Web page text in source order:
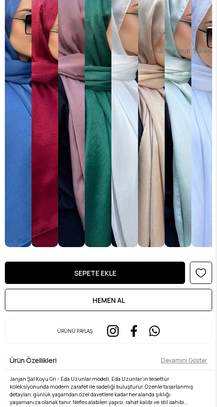
Tükendi Tükendi Tükendi
ÜRÜNÜ PAYLAŞ
Ürün Özellikleri Devamını Göster
Janjan Şal Koyu Gri - Eda Uzunlar modeli, Eda Uzunlar'ın tesettür
koleksiyonunda modern zarafet ile sadeliği buluşturur. Özenle tasarlanmış
detayları, günlük yaşamdan özel davetlere kadar her alanda şıklığı
yaşamanıza olanak tanır. Nefes alabilen yapısı, rahat kalıbı ve stil sahibi